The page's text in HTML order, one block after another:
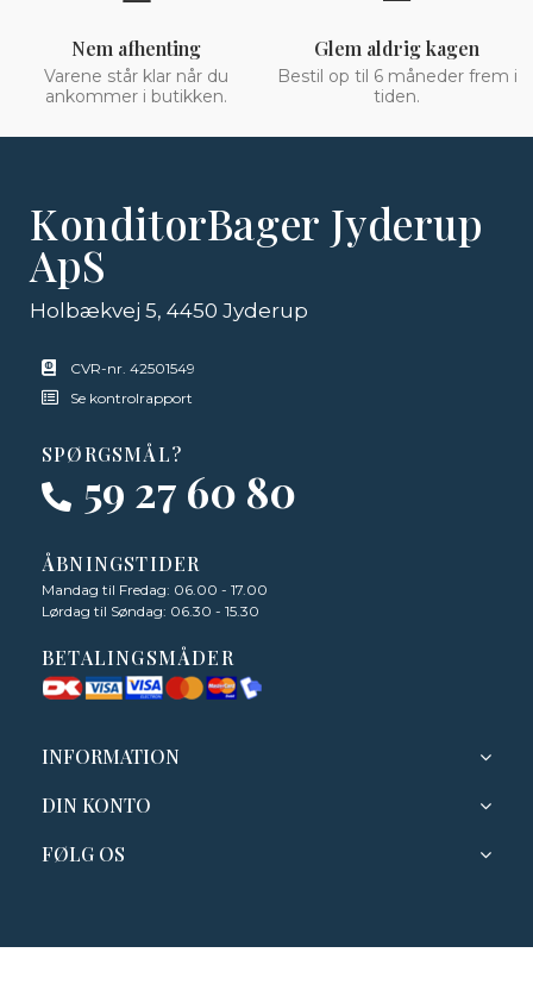
Nem afhenting
Varene står klar når du
ankommer i butikken.
Glem aldrig kagen
Bestil op til 6 måneder frem i
tiden.
KonditorBager Jyderup
ApS
Holbækvej 5, 4450 Jyderup
CVR-nr. 42501549
Se kontrolrapport
SPØRGSMÅL?
59 27 60 80
ÅBNINGSTIDER
Mandag til Fredag: 06.00 - 17.00
Lørdag til Søndag: 06.30 - 15.30
BETALINGSMÅDER
INFORMATION
DIN KONTO
FØLG OS